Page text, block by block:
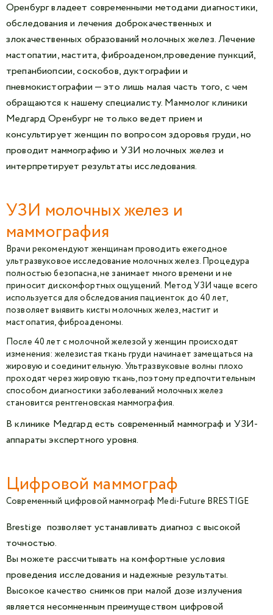
Оренбург владеет современными методами диагностики,
обследования и лечения доброкачественных и
злокачественных образований молочных желез. Лечение
мастопатии, мастита, фиброаденом,проведение пункций,
трепанбиопсии, соскобов, дуктографии и
пневмокистографии — это лишь малая часть того, с чем
обращаются к нашему специалисту. Маммолог клиники
Медгард Оренбург не только ведет прием и
консультирует женщин по вопросом здоровья груди, но
проводит маммографию и УЗИ молочных желез и
интерпретирует результаты исследования.
УЗИ молочных желез и
маммография
Врачи рекомендуют женщинам проводить ежегодное
ультразвуковое исследование молочных желез. Процедура
полностью безопасна, не занимает много времени и не
приносит дискомфортных ощущений. Метод УЗИ чаще всего
используется для обследования пациенток до 40 лет,
позволяет выявить кисты молочных желез, мастит и
мастопатия, фиброаденомы.
После 40 лет с молочной железой у женщин происходят
изменения: железистая ткань груди начинает замещаться на
жировую и соединительную. Ультразвуковые волны плохо
проходят через жировую ткань, поэтому предпочтительным
способом диагностики заболеваний молочных желез
становится рентгеновская маммография.
В клинике Медгард есть современный маммограф и УЗИ-
аппараты экспертного уровня.
Цифровой маммограф
Современный цифровой маммограф Medi-Future BRESTIGE
Brestige позволяет устанавливать диагноз с высокой
точностью.
Вы можете рассчитывать на комфортные условия
проведения исследования и надежные результаты.
Высокое качество снимков при малой дозе излучения
является несомненным преимуществом цифровой